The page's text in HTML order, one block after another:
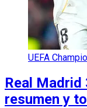
UEFA
Real
resumen y